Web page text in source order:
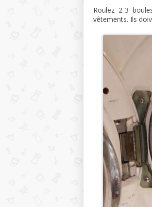
Roulez 2-3
vêtements. Ils